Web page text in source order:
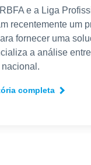
e a Liga
recentemente um
fornecer uma
a análise
completa